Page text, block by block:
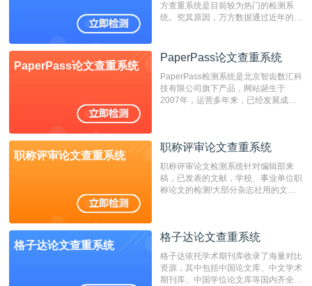
方查重系统是目前较为热门的检测系
统。究其原因，万方数据通过近年的发
检测系统，其真实性和权威性无可厚
非。其次，相对于知网而言，万方检测
费用少，上手容易，是学生初次论文查
重的推荐系统。
PaperPass论文查重系统
PaperPass论文查重系统
PaperPass检测系统是北京智齿数汇科
技有限公司旗下产品，网站诞生于
2007年，运营多年来，已经发展成为
检测速度快、精度高，市场反映良好。
职称评审论文查重系统
职称评审论文查重系统
职称评审论文检测系统针对编辑部来
稿，已发表的文献，学校、事业单位职
称论文的检测!大部分杂志社用的文献
编辑部检测来稿和已发表的文献,检测
测时注意填写第一作者,才能排除已发
表文献复制比。（限制字符数1万）
格子达论文查重系统
格子达论文查重系统
格子达依托学术期刊库收录了海量对比
资源，其中包括中国论文库、中文学术
期刊库、中国学位论文库等国内齐全的